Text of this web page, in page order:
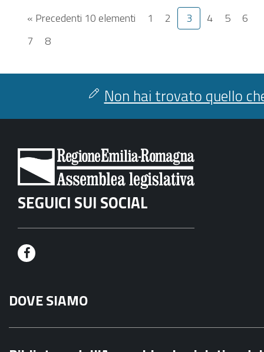
« Precedenti 10 elementi 1 2 3 4 5
6
7
8
Non hai trovato quello
SEGUICI SUI SOCIAL
F
c
e
DOVE SIAMO